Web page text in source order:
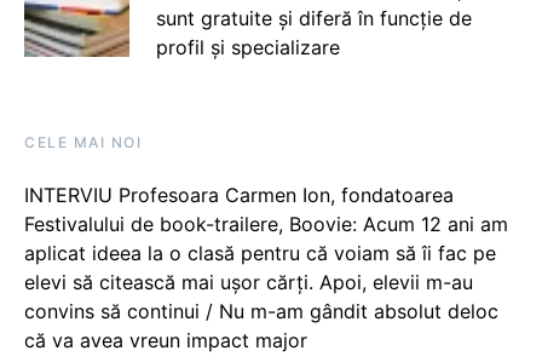
sunt gratuite și diferă în funcție de
profil și specializare
CELE MAI NOI
INTERVIU Profesoara Carmen Ion, fondatoarea
Festivalului de book-trailere, Boovie: Acum 12 ani am
aplicat ideea la o clasă pentru că voiam să îi fac pe
elevi să citească mai ușor cărți. Apoi, elevii m-au
convins să continui / Nu m-am gândit absolut deloc
că va avea vreun impact major